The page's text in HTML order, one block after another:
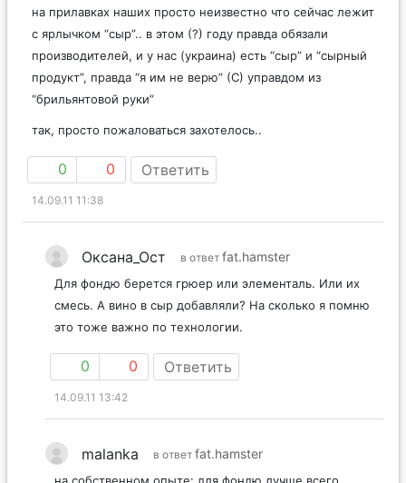
на прилавках наших просто неизвестно что сейчас лежит
с ярлычком “сыр”.. в этом (?) году правда обязали
производителей, и у нас (украина) есть “сыр” и “сырный
продукт”, правда “я им не верю” (С) управдом из
0 0 Ответить
14.09.11 11:38
Оксана_Ост
Для фондю берется грюер или элементаль. Или их
смесь. А вино в сыр добавляли? На сколько я помню
0 0 Ответить
14.09.11 13:42
malanka fat.hamster